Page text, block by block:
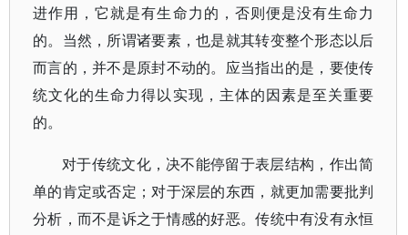
进作用，它就是有生命力的，否则便是没有生命力
的。当然，所谓诸要素，也是就其转变整个形态以后
而言的，并不是原封不动的。应当指出的是，要使传
统文化的生命力得以实现，主体的因素是至关重要
的。
对于传统文化，决不能停留于表层结构，作出简
单的肯定或否定；对于深层的东西，就更加需要批判
分析，而不是诉之于情感的好恶。传统中有没有永恒